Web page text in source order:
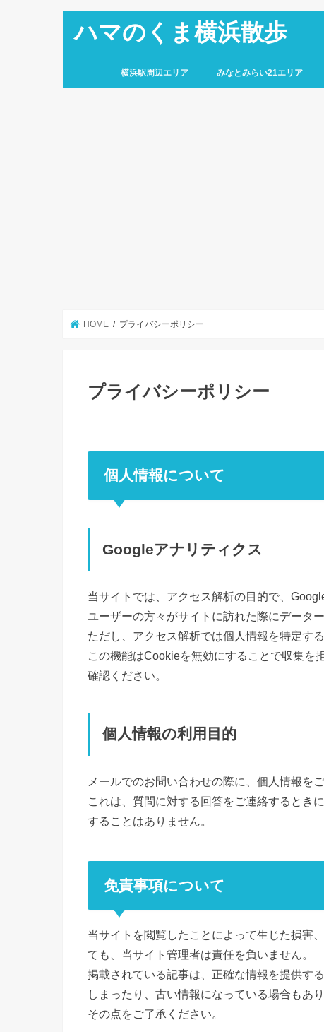
ハマのくま横浜散歩
横浜駅周辺エリア みなとみらい21エリア
HOME プライバシーポリシー
プライバシーポリシー
個人情報について
Googleアナリティクス
当サイトでは、アクセス解析の目的で、
ユーザーの方々がサイトに訪れた際にデーター
ただし、アクセス解析では個人情報を特定す
この機能はCookieを無効にすることで収集を
確認ください。
個人情報の利用目的
メールでのお問い合わせの際に、個人情報を
これは、質問に対する回答をご連絡するとき
することはありません。
免責事項について
当サイトを閲覧したことによって生じた損害
ても、当サイト管理者は責任を負いません。
掲載されている記事は、正確な情報を提供す
しまったり、古い情報になっている場合もあり
その点をご了承ください。